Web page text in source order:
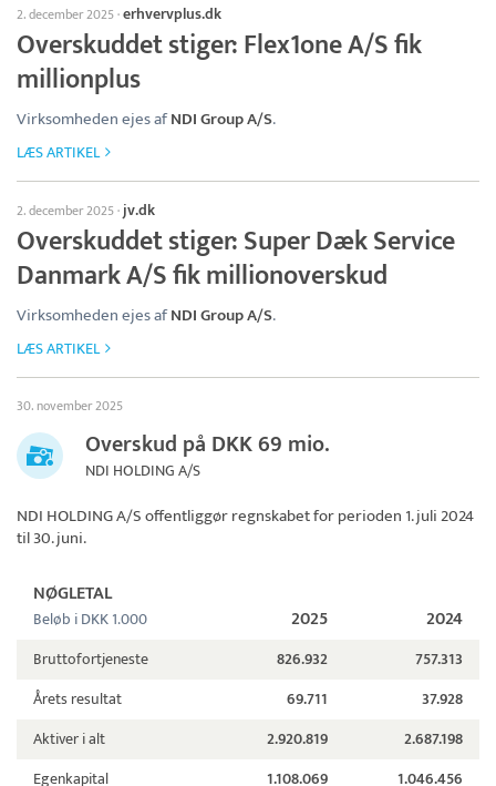
2. december 2025·erhvervplus.dk
Overskuddet stiger: Flex1one A/S fik
millionplus
Virksomheden ejes afNDI Group A/S.
LÆS ARTIKEL
2. december 2025·jv.dk
Overskuddet stiger: Super Dæk Service
Danmark A/S fik millionoverskud
Virksomheden ejes afNDI Group A/S.
LÆS ARTIKEL
30. november 2025
Overskud på DKK 69 mio.
NDI HOLDING A/S
NDI HOLDING A/Soffentliggør regnskabet for perioden 1. juli 2024
til 30. juni.
NØGLETAL
Beløb i DKK 1.000 2025 2024
Bruttofortjeneste 826.932
757.313
Årets resultat
69.711
37.928
Aktiver i alt
2.920.819
2.687.198
Egenkapital
1.108.069 1.046.456